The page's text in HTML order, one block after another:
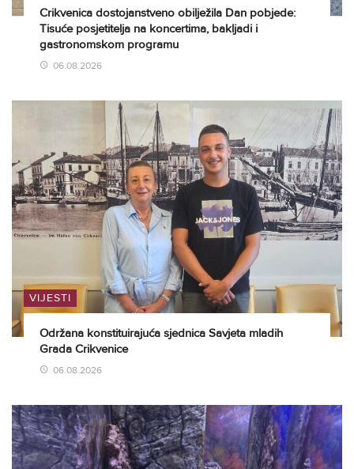
Crikvenica dostojanstveno obilježila Dan pobjede:
Tisuće posjetitelja na koncertima, bakljadi i
gastronomskom programu
06.08.2026
VIJESTI
Održana konstituirajuća sjednica Savjeta mladih
Grada Crikvenice
06.08.2026